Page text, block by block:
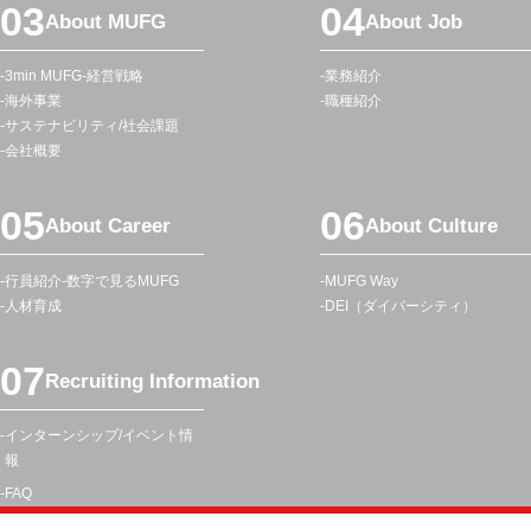
ニ
ュ
ー
About MUFG
3min MUFG 経営戦略
海外事業
サステナビリティ/社会課題
会社概要
About Job
業務紹介
職種紹介
About Career
行員紹介 数字で見るMUFG
人材育成
About Culture
MUFG Way
DEI（ダイバーシティ）
Recruiting Information
インターンシップ/イベント情
報
FAQ